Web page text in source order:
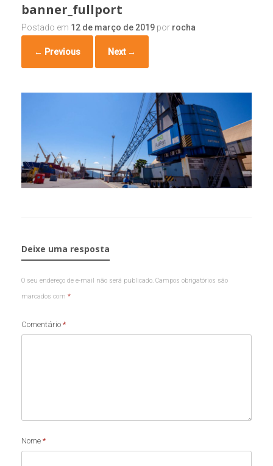
banner_fullport
Postado em 12 de março de 2019 por rocha
← Previous Next →
Deixe uma resposta
O seu endereço de e-mail não será publicado. Campos obrigatórios são
marcados com *
Comentário *
Nome *